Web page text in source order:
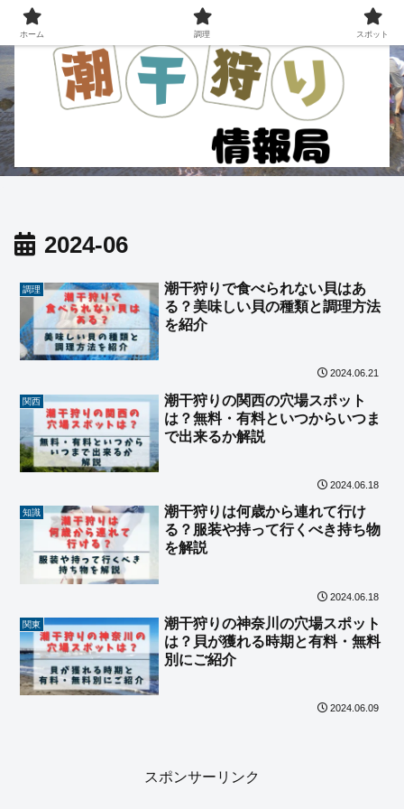
2024-06
調理
潮干狩りで食べられない貝はあ
る？美味しい貝の種類と調理方法
を紹介
2024.06.21
関西
潮干狩りの関西の穴場スポット
は？無料・有料といつからいつま
で出来るか解説
2024.06.18
知識
潮干狩りは何歳から連れて行け
る？服装や持って行くべき持ち物
を解説
2024.06.18
関東
潮干狩りの神奈川の穴場スポット
は？貝が獲れる時期と有料・無料
別にご紹介
2024.06.09
スポンサーリンク
ホーム 調理 スポット